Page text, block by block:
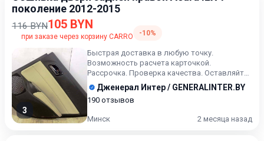
поколение 2012-2015
116 BYN105 BYN
при заказе через корзину CARRO -10%
3
Быстрая доставка в любую точку.
Возможность расчета карточкой.
Рассрочка. Проверка качества. Оставляйте
сообщения ( или выбранный артикул) в...
Дженерал Интер / GENERALINTER.BY
190 отзывов
Минск 2 месяца назад